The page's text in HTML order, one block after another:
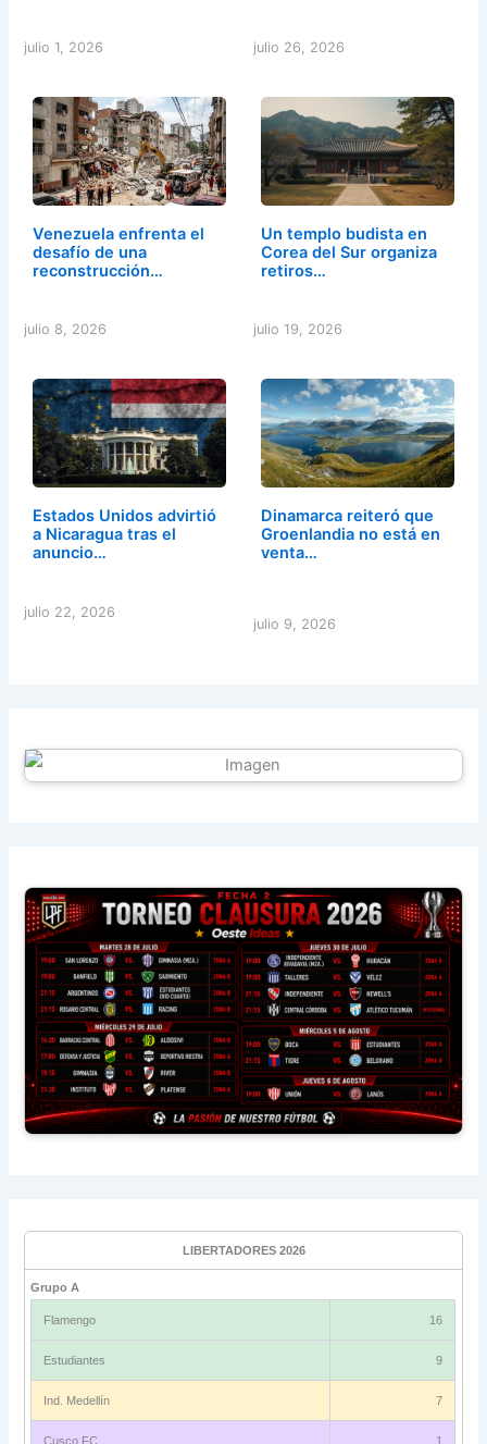
julio 1, 2026 julio 26, 2026
Venezuela enfrenta el
desafío de una
reconstrucción…
julio 8, 2026
Un templo budista en
Corea del Sur organiza
retiros…
julio 19, 2026
Estados Unidos advirtió
a Nicaragua tras el
anuncio…
julio 22, 2026
Dinamarca reiteró que
Groenlandia no está en
venta…
julio 9, 2026
LIBERTADORES 2026
Grupo A
Flamengo 16
Estudiantes 9
Ind. Medellín 7
Cusco FC 1